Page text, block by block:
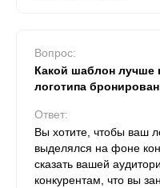
Вопрос:
Какой шаблон лучше
логотипа
Ответ:
Вы хотите, чтобы ваш
выделялся на фоне
сказать вашей
конкурентам, что вы